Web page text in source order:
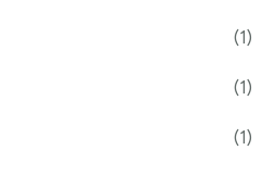
(1)
(1)
(1)